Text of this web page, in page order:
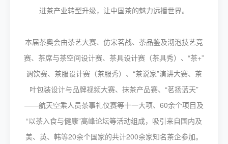
进茶产业转型升级，让中国茶的魅力远播世界。
本届茶奥会由茶艺大赛、仿宋茗战、茶品鉴及沏泡技艺竞
赛、茶席与茶空间设计赛、茶具设计赛（茶具秀）、“茶+”
调饮赛、茶服设计赛（茶服秀）、“茶说家”演讲大赛、茶
叶包装设计与品牌视频大赛、抹茶产品赛、“茗扬蓝天”
——航天空乘人员茶事礼仪赛等十一大项、60余个项目及
“以茶入食与健康”高峰论坛等活动组成，吸引来自国内及
美、英、韩等20余个国家的共计200余家知名茶企参加。